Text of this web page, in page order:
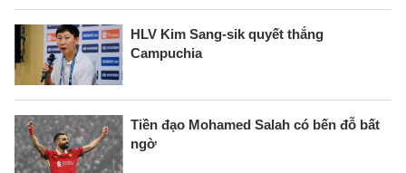
HLV Kim Sang-sik quyết thắng
Campuchia
Tiền đạo Mohamed Salah có bến đỗ bất
ngờ